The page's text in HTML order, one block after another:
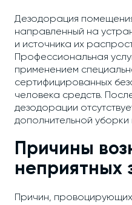
Дезодорация
направленный на
и источника их
Профессиональная
применением
сертифицированных
человека средств.
дезодорации
дополнительной
Причины
неприятных
Причин,